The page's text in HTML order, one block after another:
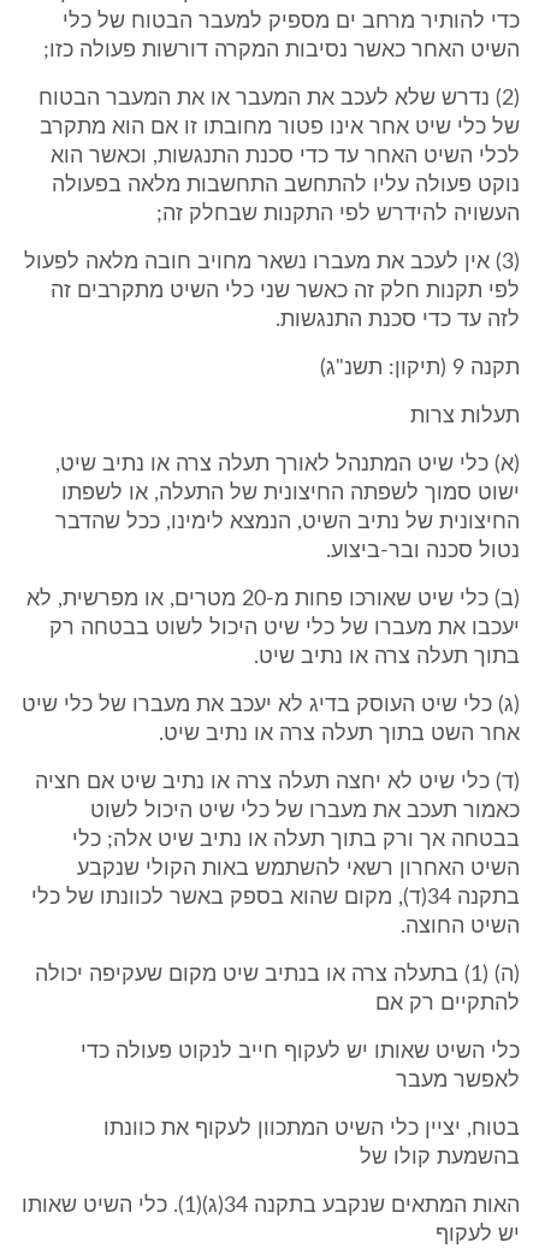
כדי להותיר מרחב ים מספיק למעבר הבטוח של כלי
השיט האחר כאשר נסיבות המקרה דורשות פעולה כזו;
(2) נדרש שלא לעכב את המעבר או את המעבר הבטוח
של כלי שיט אחר אינו פטור מחובתו זו אם הוא מתקרב
לכלי השיט האחר עד כדי סכנת התנגשות, וכאשר הוא
נוקט פעולה עליו להתחשב התחשבות מלאה בפעולה
העשויה להידרש לפי התקנות שבחלק זה;
(3) אין לעכב את מעברו נשאר מחויב חובה מלאה לפעול
לפי תקנות חלק זה כאשר שני כלי השיט מתקרבים זה
לזה עד כדי סכנת התנגשות.
תקנה 9 (תיקון: תשנ"ג)
תעלות צרות
(א) כלי שיט המתנהל לאורך תעלה צרה או נתיב שיט,
ישוט סמוך לשפתה החיצונית של התעלה, או לשפתו
החיצונית של נתיב השיט, הנמצא לימינו, ככל שהדבר
נטול סכנה ובר-ביצוע.
(ב) כלי שיט שאורכו פחות מ-20 מטרים, או מפרשית, לא
יעכבו את מעברו של כלי שיט היכול לשוט בבטחה רק
בתוך תעלה צרה או נתיב שיט.
(ג) כלי שיט העוסק בדיג לא יעכב את מעברו של כלי שיט
אחר השט בתוך תעלה צרה או נתיב שיט.
(ד) כלי שיט לא יחצה תעלה צרה או נתיב שיט אם חציה
כאמור תעכב את מעברו של כלי שיט היכול לשוט
בבטחה אך ורק בתוך תעלה או נתיב שיט אלה; כלי
השיט האחרון רשאי להשתמש באות הקולי שנקבע
בתקנה 34(ד), מקום שהוא בספק באשר לכוונתו של כלי
השיט החוצה.
(ה) (1) בתעלה צרה או בנתיב שיט מקום שעקיפה יכולה
להתקיים רק אם
כלי השיט שאותו יש לעקוף חייב לנקוט פעולה כדי
לאפשר מעבר
בטוח, יציין כלי השיט המתכוון לעקוף את כוונתו
בהשמעת קולו של
האות המתאים שנקבע בתקנה 34(ג)(1). כלי השיט שאותו
יש לעקוף